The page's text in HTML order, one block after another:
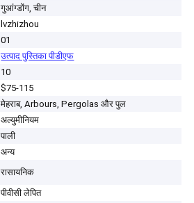
गुआंग्डोंग, चीन
lvzhizhou
01
उत्पाद पुस्तिका पीडीएफ
10
$75-115
मेहराब, Arbours, Pergolas और पुल
अल्युमीनियम
पाली
अन्य
रासायनिक
पीवीसी लेपित